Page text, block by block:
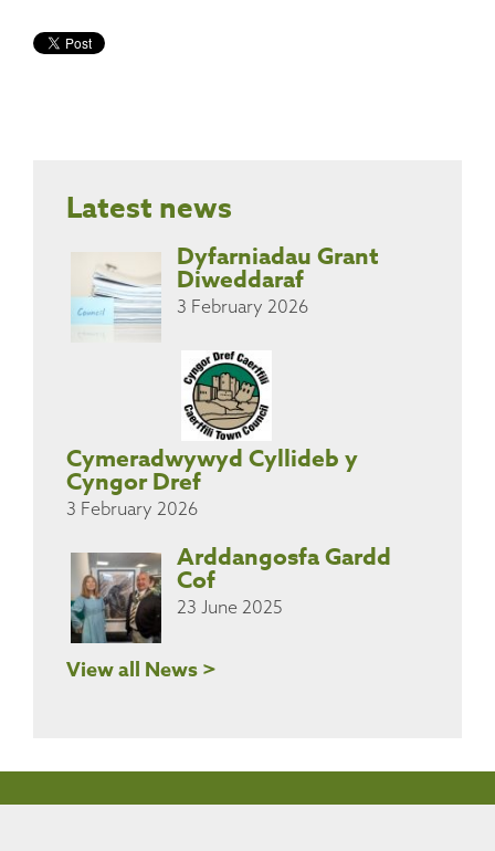
Latest news
Dyfarniadau Grant
Diweddaraf
3 February 2026
Cymeradwywyd Cyllideb y
Cyngor Dref
3 February 2026
Arddangosfa Gardd
Cof
23 June 2025
View all News >